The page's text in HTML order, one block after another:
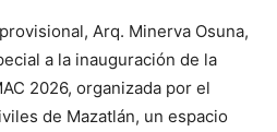
Arq. Minerva Osuna,
a la inauguración de la
2026, organizada por el
de Mazatlán, un espacio